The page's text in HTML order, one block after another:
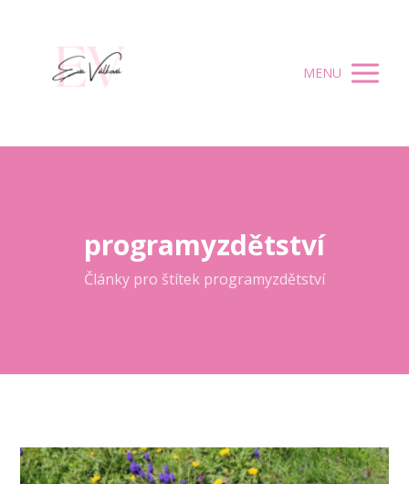
MENU
programyzdětství
Články pro štítek programyzdětství